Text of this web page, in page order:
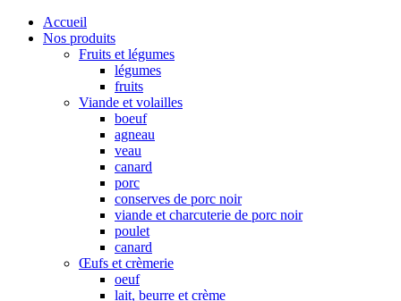
Accueil
Nos produits
Fruits et légumes
légumes
fruits
Viande et volailles
boeuf
agneau
veau
canard
porc
conserves de porc noir
viande et charcuterie de porc noir
poulet
canard
Œufs et crèmerie
oeuf
lait, beurre et crème